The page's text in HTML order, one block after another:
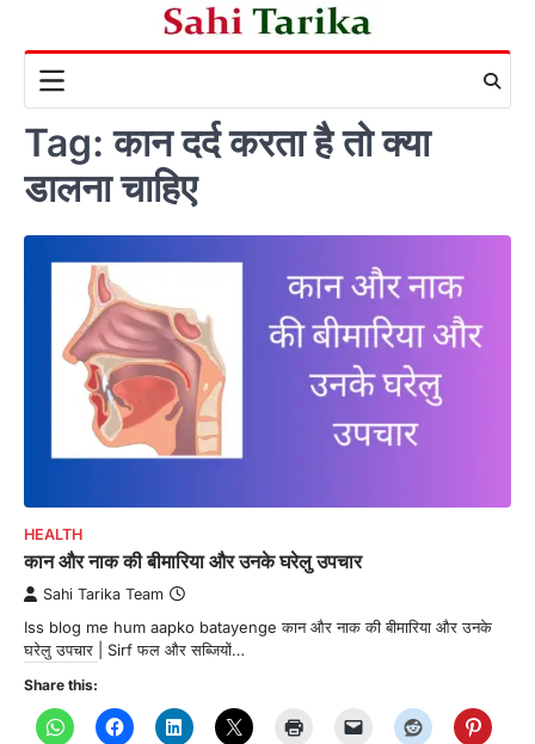
content
Tag:कान दर्द करता है तो क्या
डालना चाहिए
HEALTH
कान और नाक की बीमारिया और उनके घरेलु उपचार
Sahi Tarika Team
Iss blog me hum aapko batayenge कान और नाक की बीमारिया और उनके
घरेलु उपचार | Sirf फल और सब्जियों…
Share this: